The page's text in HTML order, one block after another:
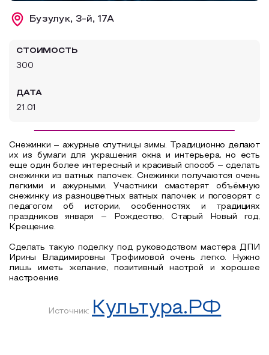
Образовательный туризм
Бузулук, 3-й, 17А
СТОИМОСТЬ
300
ДАТА
21.01
Снежинки – ажурные спутницы зимы. Традиционно делают
их из бумаги для украшения окна и интерьера, но есть
еще один более интересный и красивый способ – сделать
снежинки из ватных палочек. Снежинки получаются очень
легкими и ажурными. Участники смастерят объёмную
снежинку из разноцветных ватных палочек и поговорят с
педагогом об истории, особенностях и традициях
праздников января – Рождество, Старый Новый год,
Крещение.
Сделать такую поделку под руководством мастера ДПИ
Ирины Владимировны Трофимовой очень легко. Нужно
лишь иметь желание, позитивный настрой и хорошее
настроение.
Источник: Культура.РФ